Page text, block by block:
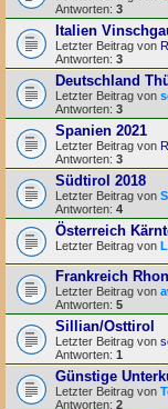
Antworten: 3
Italien
Letzter Beitrag von
Antworten: 3
Deutschland
Letzter Beitrag von
Antworten: 3
Spanien 2021
Letzter Beitrag von
Antworten: 3
Südtirol 2018
Letzter Beitrag von
Antworten: 4
Österreich
Letzter Beitrag von
Frankreich
Letzter Beitrag von
Antworten: 5
Sillian/Osttirol
Letzter Beitrag von
Antworten: 1
Günstige
Letzter Beitrag von
Antworten: 2